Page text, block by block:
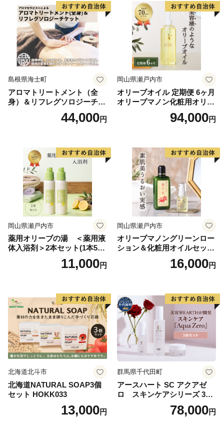
ながら上手くつなぎ合わせて活用し、持続可能な発展に
チャレンジしています。
白山市は、市の全域が『白山手取川ジオパーク』とし
て日本ジオパークに認定されています。白山手取川ジオ
パークでは、白山から手取川、日本海へ至る中で繰り返
される「水の旅・石の旅」をキーワードに、火山や化
石、峡谷や扇状地など大地の成り立ちを、自然と人との
関わりの中で学び、楽しむことができます。
進活動に取り組んでいきますので、応援いただきますよ
・白山手取川ジオパークの詳しい情報はこちらから
⇒http://hakusan-geo.main.jp
島根県海士町
アロマトリートメント（全
身）＆リフレグソロジーチケ
44,000円
岡山県瀬戸内市
オリーブオイル 定期便 6ヶ月
オリーブマノン化粧用オリー
ブオイル 200ml オリーブ オ
イル 美容 スキンケア 化粧用
94,000円
岡山県瀬戸内市
薬用オリーブの湯 ＜薬用液
体入浴剤＞2本セット(1本500
11,000円
岡山県瀬戸内市
オリーブマノングリーンロー
ション＆化粧用オイルセット
美容グッズ スキンケア 化粧
16,000円
北海道北斗市
北海道NATURAL SOAP3個
セット HOKK033
13,000円
群馬県千代田町
アースハート SC アクアゼ
ロ スキンケアシリーズ 3点
78,000円